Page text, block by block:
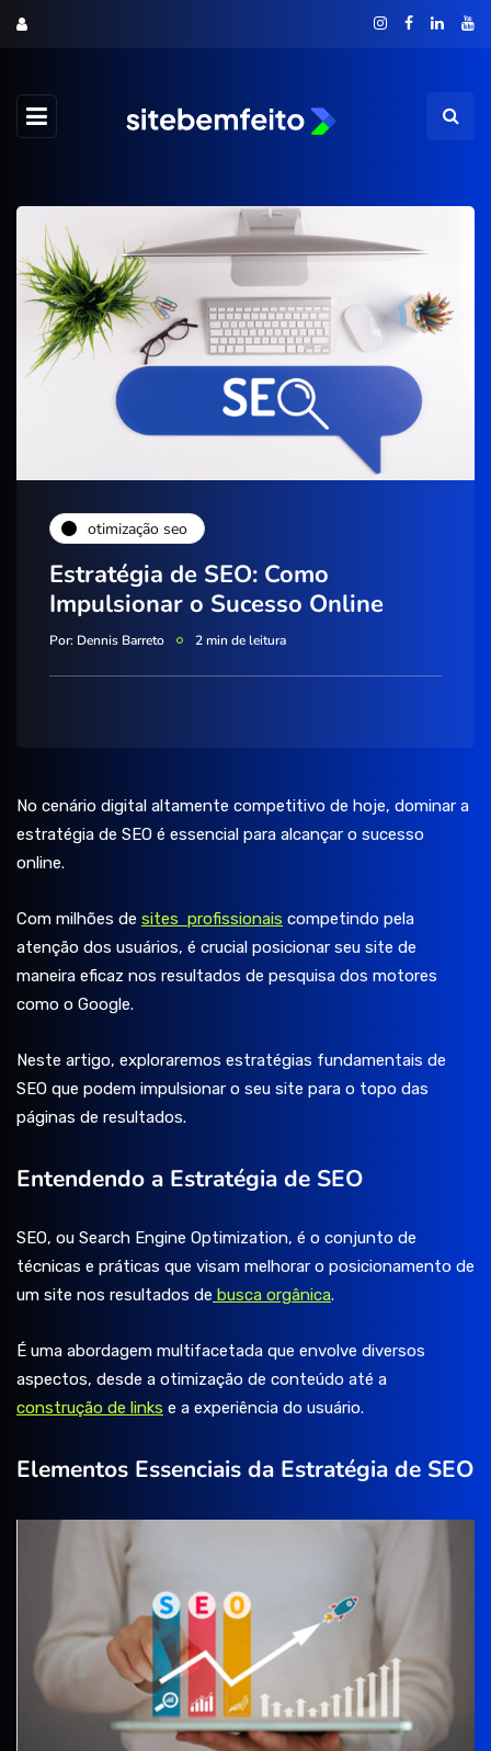
otimização seo
Estratégia de SEO: Como
Impulsionar o Sucesso Online
Por: Dennis Barreto 2 min de leitura
No cenário digital altamente competitivo de hoje, dominar a
estratégia de SEO é essencial para alcançar o sucesso
online.
Com milhões de sites profissionais competindo pela
atenção dos usuários, é crucial posicionar seu site de
maneira eficaz nos resultados de pesquisa dos motores
como o Google.
Neste artigo, exploraremos estratégias fundamentais de
SEO que podem impulsionar o seu site para o topo das
páginas de resultados.
Entendendo a Estratégia de SEO
SEO, ou Search Engine Optimization, é o conjunto de
técnicas e práticas que visam melhorar o posicionamento de
um site nos resultados de busca orgânica.
É uma abordagem multifacetada que envolve diversos
aspectos, desde a otimização de conteúdo até a
construção de links e a experiência do usuário.
Elementos Essenciais da Estratégia de SEO